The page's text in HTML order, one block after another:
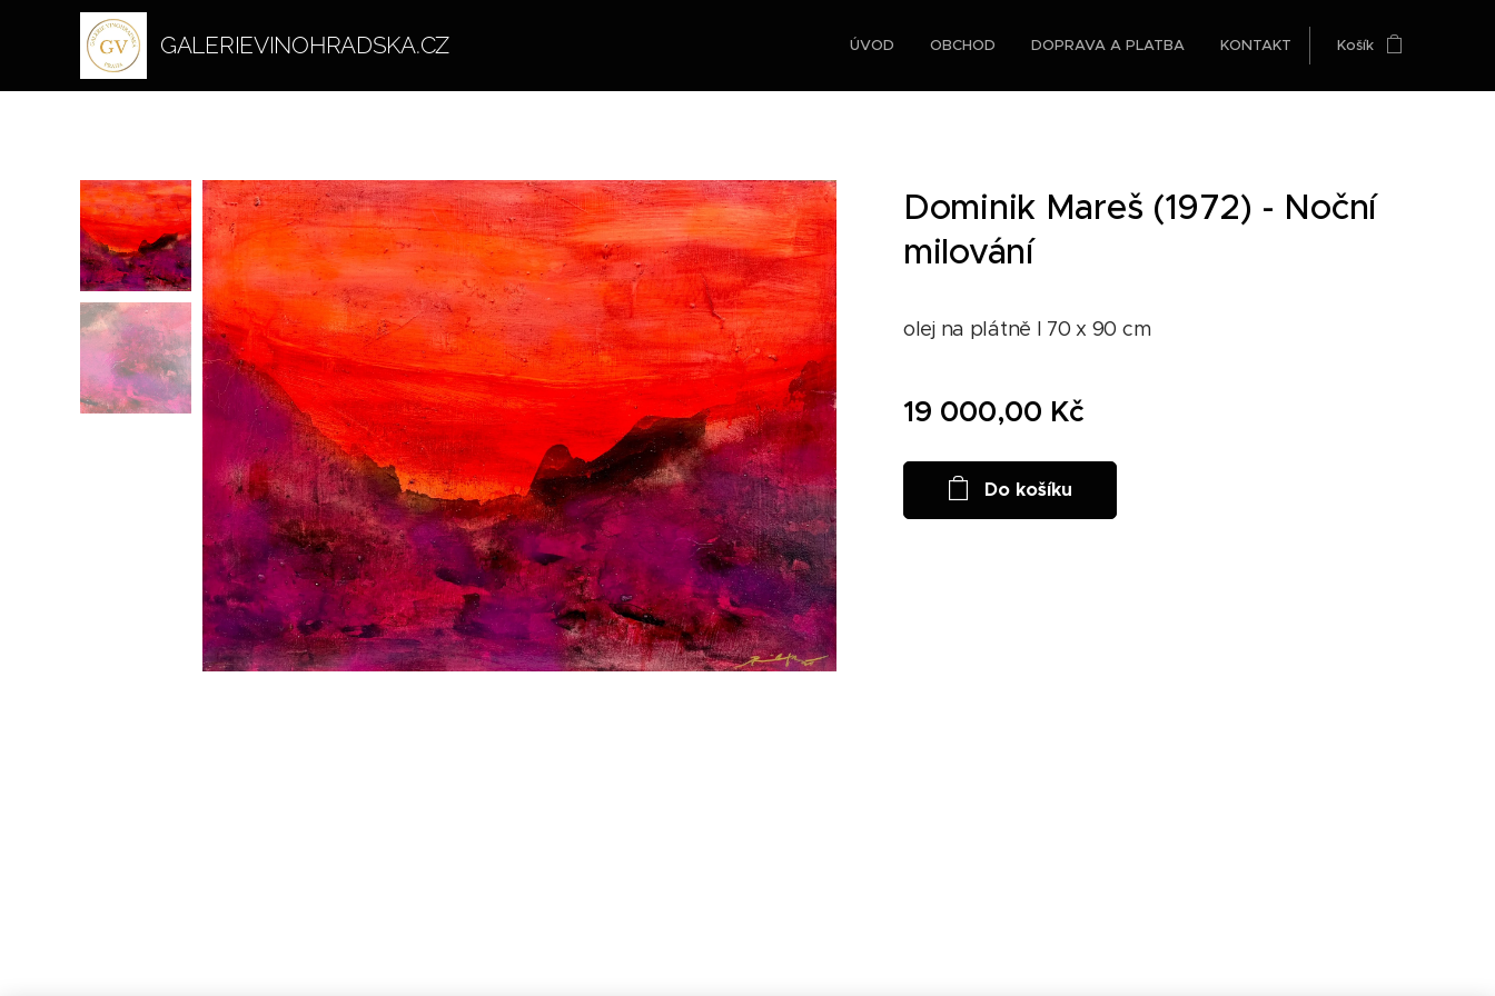
GALERIEVINOHRADSKA.CZ ÚVOD OBCHOD DOPRAVA A PLATBA KONTAKT Košík
Dominik Mareš (1972) - Noční
milování
olej na plátně I 70 x 90 cm
19 000,00 Kč
Do košíku